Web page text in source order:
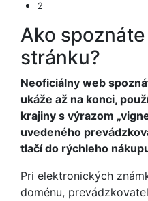
2
Ako
stránku?
Neoficiálny web
ukáže až na konci,
krajiny s výrazom
uvedeného
tlačí do rýchleho
Pri elektronických
doménu,